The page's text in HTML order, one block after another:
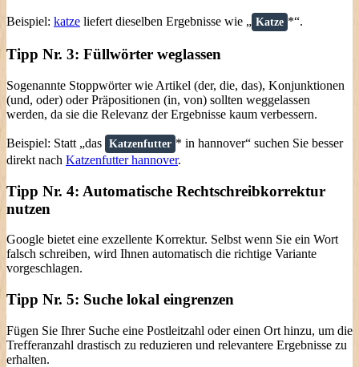
Beispiel: katze liefert dieselben Ergebnisse wie „ Katze *“.
Tipp Nr. 3: Füllwörter weglassen
Sogenannte Stoppwörter wie Artikel (der, die, das), Konjunktionen
(und, oder) oder Präpositionen (in, von) sollten weggelassen
werden, da sie die Relevanz der Ergebnisse kaum verbessern.
Beispiel: Statt „das Katzenfutter * in hannover“ suchen Sie besser
direkt nach Katzenfutter hannover.
Tipp Nr. 4: Automatische Rechtschreibkorrektur
nutzen
Google bietet eine exzellente Korrektur. Selbst wenn Sie ein Wort
falsch schreiben, wird Ihnen automatisch die richtige Variante
vorgeschlagen.
Tipp Nr. 5: Suche lokal eingrenzen
Fügen Sie Ihrer Suche eine Postleitzahl oder einen Ort hinzu, um die
Trefferanzahl drastisch zu reduzieren und relevantere Ergebnisse zu
erhalten.